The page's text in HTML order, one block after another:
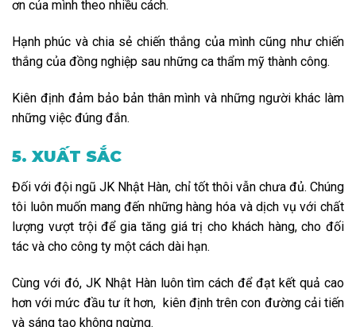
ơn của mình theo nhiều cách.
Hạnh phúc và chia sẻ chiến thắng của mình cũng như chiến
thắng của đồng nghiệp sau những ca thẩm mỹ thành công.
Kiên định đảm bảo bản thân mình và những người khác làm
những việc đúng đắn.
5. XUẤT SẮC
Đối với đội ngũ JK Nhật Hàn, chỉ tốt thôi vẫn chưa đủ. Chúng
tôi luôn muốn mang đến những hàng hóa và dịch vụ với chất
lượng vượt trội để gia tăng giá trị cho khách hàng, cho đối
tác và cho công ty một cách dài hạn.
Cùng với đó, JK Nhật Hàn luôn tìm cách để đạt kết quả cao
hơn với mức đầu tư ít hơn, kiên định trên con đường cải tiến
và sáng tạo không ngừng.